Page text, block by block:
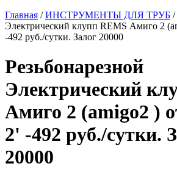
Главная /ИНСТРУМЕНТЫ ДЛЯ ТРУБ /
Электрический клупп REMS Амиго 2
-492 руб./сутки. Залог 20000
Резьбонарезной
Электрический
Амиго 2 (amigo2 )
2' -492 руб./сутки.
20000